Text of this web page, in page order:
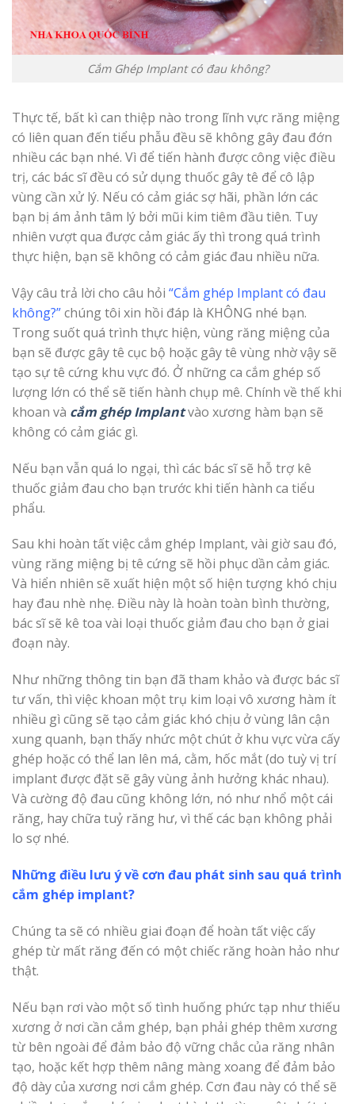
Cắm Ghép Implant có đau không?
Thực tế, bất kì can thiệp nào trong lĩnh vực răng miệng
có liên quan đến tiểu phẫu đều sẽ không gây đau đớn
nhiều các bạn nhé. Vì để tiến hành được công việc điều
trị, các bác sĩ đều có sử dụng thuốc gây tê để cô lập
vùng cần xử lý. Nếu có cảm giác sợ hãi, phần lớn các
bạn bị ám ảnh tâm lý bởi mũi kim tiêm đầu tiên. Tuy
nhiên vượt qua được cảm giác ấy thì trong quá trình
thực hiện, bạn sẽ không có cảm giác đau nhiều nữa.
Vậy câu trả lời cho câu hỏi “Cắm ghép Implant có đau
không?”chúng tôi xin hồi đáp là KHÔNG nhé bạn.
Trong suốt quá trình thực hiện, vùng răng miệng của
bạn sẽ được gây tê cục bộ hoặc gây tê vùng nhờ vậy sẽ
tạo sự tê cứng khu vực đó. Ở những ca cắm ghép số
lượng lớn có thể sẽ tiến hành chụp mê. Chính về thế khi
khoan và cắm ghép Implantvào xương hàm bạn sẽ
không có cảm giác gì.
Nếu bạn vẫn quá lo ngại, thì các bác sĩ sẽ hỗ trợ kê
thuốc giảm đau cho bạn trước khi tiến hành ca tiểu
phẩu.
Sau khi hoàn tất việc cắm ghép Implant, vài giờ sau đó,
vùng răng miệng bị tê cứng sẽ hồi phục dần cảm giác.
Và hiển nhiên sẽ xuất hiện một số hiện tượng khó chịu
hay đau nhè nhẹ. Điều này là hoàn toàn bình thường,
bác sĩ sẽ kê toa vài loại thuốc giảm đau cho bạn ở giai
đoạn này.
Như những thông tin bạn đã tham khảo và được bác sĩ
tư vấn, thì việc khoan một trụ kim loại vô xương hàm ít
nhiều gì cũng sẽ tạo cảm giác khó chịu ở vùng lân cận
xung quanh, bạn thấy nhức một chút ở khu vực vừa cấy
ghép hoặc có thể lan lên má, cằm, hốc mắt (do tuỳ vị trí
implant được đặt sẽ gây vùng ảnh hưởng khác nhau).
Và cường độ đau cũng không lớn, nó như nhổ một cái
răng, hay chữa tuỷ răng hư, vì thế các bạn không phải
lo sợ nhé.
Những điều lưu ý về cơn đau phát sinh sau quá trình
cắm ghép implant?
Chúng ta sẽ có nhiều giai đoạn để hoàn tất việc cấy
ghép từ mất răng đến có một chiếc răng hoàn hảo như
thật.
Nếu bạn rơi vào một số tình huống phức tạp như thiếu
xương ở nơi cần cắm ghép, bạn phải ghép thêm xương
từ bên ngoài để đảm bảo độ vững chắc của răng nhân
tạo, hoặc kết hợp thêm nâng màng xoang để đảm bảo
độ dày của xương nơi cắm ghép. Cơn đau này có thể sẽ